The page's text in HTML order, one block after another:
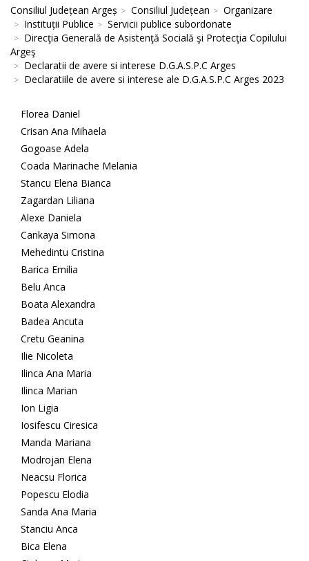
Consiliul Județean Argeș Consiliul Județean
Organizare
Instituții Publice
Servicii publice subordonate
Direcţia Generală de Asistenţă Socială şi Protecţia Copilului
Argeş
Declaratii de avere si interese D.G.A.S.P.C Arges
Declaratiile de avere si interese ale D.G.A.S.P.C Arges 2023
Florea Daniel
Crisan Ana Mihaela
Gogoase Adela
Coada Marinache Melania
Stancu Elena Bianca
Zagardan Liliana
Alexe Daniela
Cankaya Simona
Mehedintu Cristina
Barica Emilia
Belu Anca
Boata Alexandra
Badea Ancuta
Cretu Geanina
Ilie Nicoleta
Ilinca Ana Maria
Ilinca Marian
Ion Ligia
Iosifescu Ciresica
Manda Mariana
Modrojan Elena
Neacsu Florica
Popescu Elodia
Sanda Ana Maria
Stanciu Anca
Bica Elena